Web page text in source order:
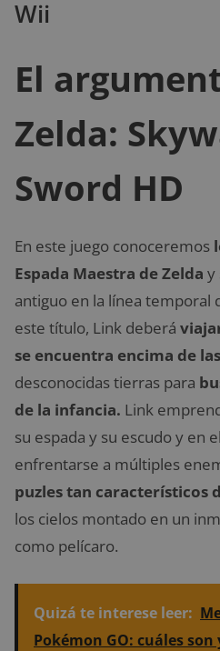
Wii
El
Zelda:
Sword HD
En este juego conoceremos
Espada Maestra de Zelda y
antiguo en la línea temporal
este título, Link deberá
se encuentra encima de
desconocidas tierras para
de la infancia. Link
su espada y su escudo y en
enfrentarse a múltiples
puzles tan característicos
los cielos montado en un
como pelícaro.
Quizá te interese leer:
Pokémon GO: cuáles